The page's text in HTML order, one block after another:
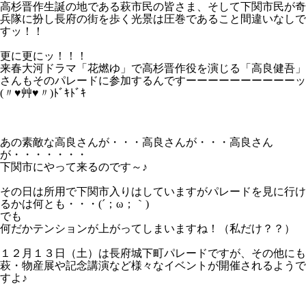
高杉晋作生誕の地である萩市民の皆さま、そして下関市民が奇
兵隊に扮し長府の街を歩く光景は圧巻であること間違いなしで
すッ！！
更に更にッ！！！
来春大河ドラマ「花燃ゆ」で高杉晋作役を演じる「高良健吾」
さんもそのパレードに参加するんですーーーーーーーーーーッ
(〃♥艸♥〃)ﾄﾞｷﾄﾞｷ
あの素敵な高良さんが・・・高良さんが・・・高良さん
が・・・・・・・
下関市にやって来るのです～♪
その日は所用で下関市入りはしていますがパレードを見に行け
るかは何とも・・・(´；ω；｀)
でも
何だかテンションが上がってしまいますね！（私だけ？？）
１２月１３日（土）は長府城下町パレードですが、その他にも
萩・物産展や記念講演など様々なイベントが開催されるようで
すよ♪